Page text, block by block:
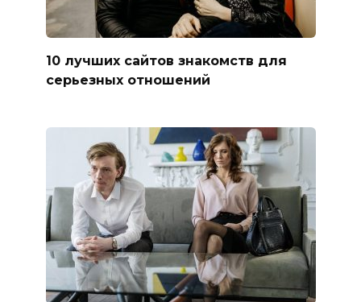
10 лучших сайтов знакомств для
серьезных отношений